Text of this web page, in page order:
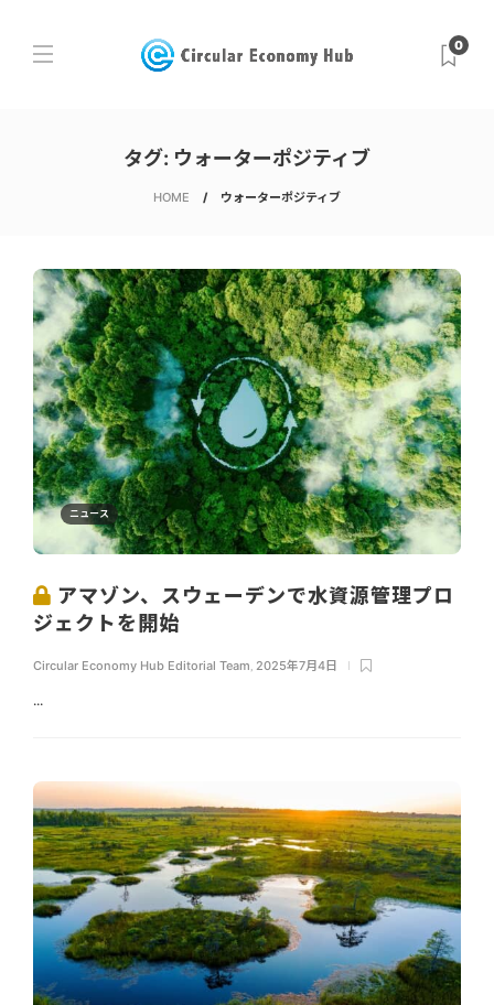
0
タグ: ウォーターポジティブ
HOME ウォーターポジティブ
ニュース
アマゾン、スウェーデンで水資源管理プロ
ジェクトを開始
Circular Economy Hub Editorial Team 2025年7月4日
...